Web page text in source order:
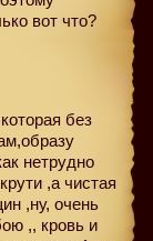
вот что?
без
нетрудно
,а чистая
,ну, очень
,, кровь и